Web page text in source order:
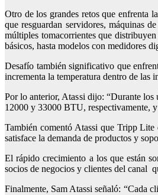
Otro de los grandes retos que enfrenta
que resguardan servidores, máquinas
múltiples tomacorrientes que
básicos, hasta modelos con medidores
Desafío también significativo que
incrementa la temperatura dentro de las
Por lo anterior, Atassi dijo: “Durante
12000 y 33000 BTU, respectivamente,
También comentó Atassi que Tripp Lite
satisface la demanda de productos y
El rápido crecimiento a los que están
socios de negocios y clientes del canal
Finalmente, Sam Atassi señaló: “Cada